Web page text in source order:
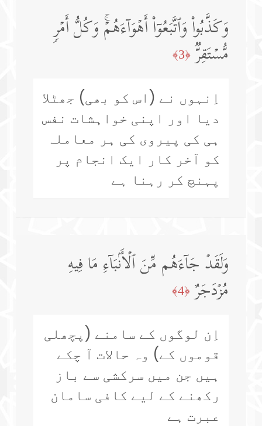
وَكَذَّبُوا۟ وَٱتَّبَعُوۤا۟ أَهۡوَاۤءَهُمۡۚ وَكُلُّ أَمۡرࣲ
مُّسۡتَقِرࣱّ ﴿3﴾
اِنہوں نے (اس کو بھی) جھٹلا
دیا اور اپنی خواہشات نفس
ہی کی پیروی کی ہر معاملہ
کو آخر کار ایک انجام پر
پہنچ کر رہنا ہے
وَلَقَدۡ جَاۤءَهُم مِّنَ ٱلۡأَنۢبَاۤءِ مَا فِیهِ
مُزۡدَجَرٌ ﴿4﴾
اِن لوگوں کے سامنے (پچھلی
قوموں کے) وہ حالات آ چکے
ہیں جن میں سرکشی سے باز
رکھنے کے لیے کافی سامان
عبرت ہے